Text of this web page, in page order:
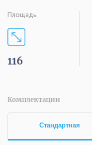
Площадь
116
Комплектации
Стандартная